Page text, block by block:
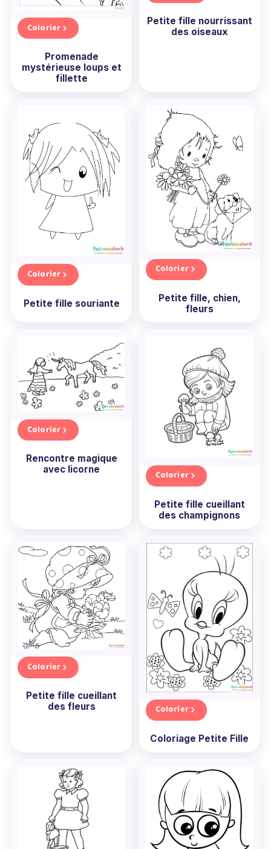
Colorier
Promenade
mystérieuse loups et
fillette
Petite fille nourrissant
des oiseaux
Colorier
Petite fille souriante
Colorier
Petite fille, chien,
fleurs
Colorier
Rencontre magique
avec licorne
Colorier
Petite fille cueillant
des champignons
Colorier
Petite fille cueillant
des fleurs
Colorier
Coloriage Petite Fille